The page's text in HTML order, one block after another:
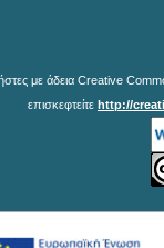
με άδεια Creative
επισκεφτείτε http://